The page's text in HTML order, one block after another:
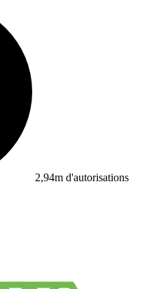
2,94m d'autorisations